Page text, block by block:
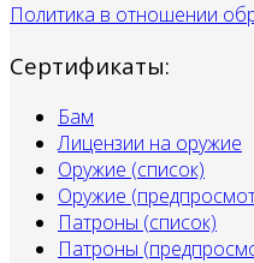
Политика в отношении
Сертификаты:
Бам
Лицензии на оружие
Оружие (список)
Оружие
Патроны (список)
Патроны